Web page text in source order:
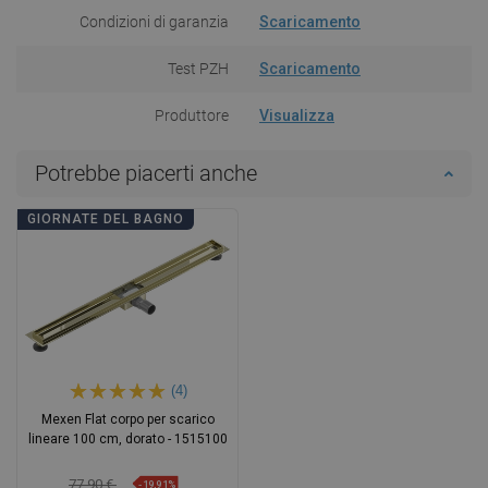
Condizioni di garanzia Scaricamento
Test PZH Scaricamento
Produttore Visualizza
Potrebbe piacerti anche
GIORNATE DEL BAGNO
(4)
Mexen Flat corpo per scarico
lineare 100 cm, dorato - 1515100
77,90 € -19,91%